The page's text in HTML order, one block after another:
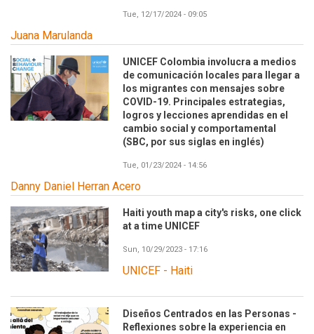
Tue, 12/17/2024 - 09:05
Juana Marulanda
UNICEF Colombia involucra a medios
de comunicación locales para llegar a
los migrantes con mensajes sobre
COVID-19. Principales estrategias,
logros y lecciones aprendidas en el
cambio social y comportamental
(SBC, por sus siglas en inglés)
Tue, 01/23/2024 - 14:56
Danny Daniel Herran Acero
Haiti youth map a city's risks, one click
at a time UNICEF
Sun, 10/29/2023 - 17:16
UNICEF - Haiti
Diseños Centrados en las Personas -
Reflexiones sobre la experiencia en